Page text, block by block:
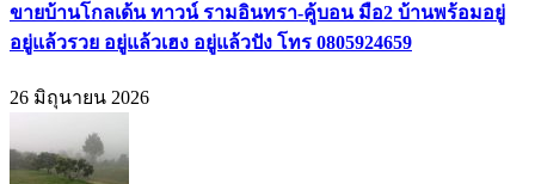
ขายบ้านโกลเด้น ทาวน์ รามอินทรา-คู้บอน มือ2 บ้านพร้อมอยู่
อยู่แล้วรวย อยู่แล้วเฮง อยู่แล้วปัง โทร 0805924659
26 มิถุนายน 2026